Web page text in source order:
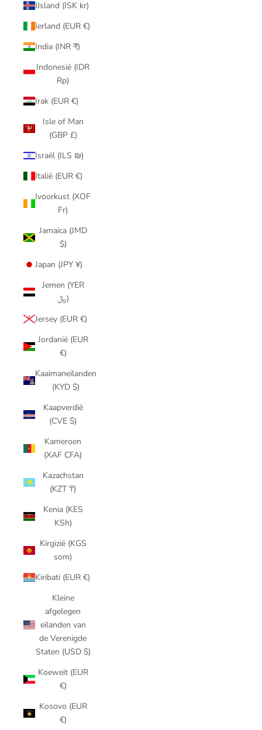
IJsland (ISK kr)
Ierland (EUR €)
India (INR ₹)
Indonesië (IDR
Rp)
Irak (EUR €)
Isle of Man
(GBP £)
Israël (ILS ₪)
Italië (EUR €)
Ivoorkust (XOF
Fr)
Jamaica (JMD
$)
Japan (JPY ¥)
Jemen (YER
﷼)
Jersey (EUR €)
Jordanië (EUR
€)
Kaaimaneilanden
(KYD $)
Kaapverdië
(CVE $)
Kameroen
(XAF CFA)
Kazachstan
(KZT ₸)
Kenia (KES
KSh)
Kirgizië (KGS
som)
Kiribati (EUR €)
Kleine
afgelegen
eilanden van
de Verenigde
Staten (USD $)
Koeweit (EUR
€)
Kosovo (EUR
€)